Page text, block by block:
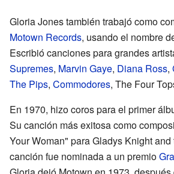
Gloria Jones también trabajó como
Motown Records, usando el nombre
Escribió canciones para grandes
Supremes, Marvin Gaye, Diana Ross,
The Pips, Commodores, The Four
En 1970, hizo coros para el primer
Su canción más exitosa como
Your Woman" para Gladys Knight
canción fue nominada a un premio